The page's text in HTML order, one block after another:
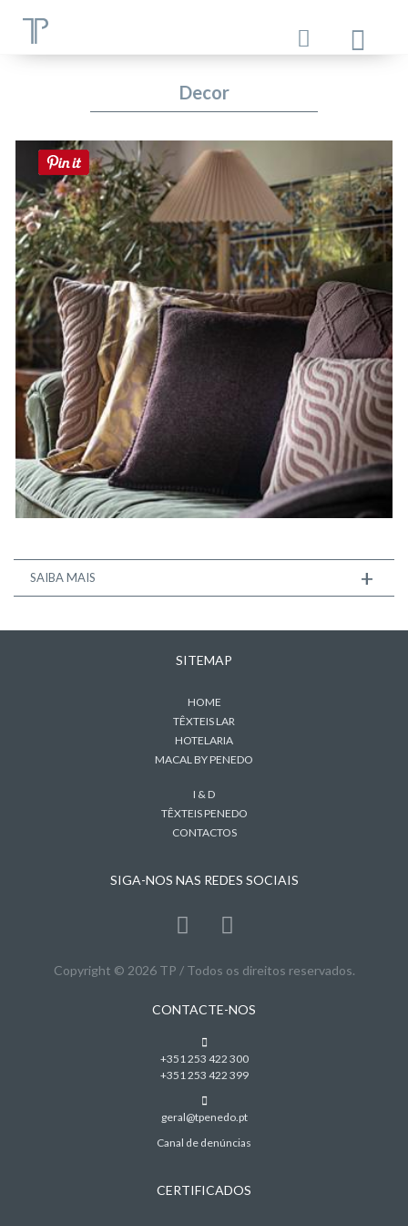
Decor
SAIBA MAIS +
SITEMAP
HOME
TÊXTEIS LAR
HOTELARIA
MACAL BY PENEDO
I & D
TÊXTEIS PENEDO
CONTACTOS
SIGA-NOS NAS REDES SOCIAIS
Copyright © 2026 TP / Todos os direitos reservados.
CONTACTE-NOS
+351 253 422 300
+351 253 422 399
geral@tpenedo.pt
Canal de denúncias
CERTIFICADOS